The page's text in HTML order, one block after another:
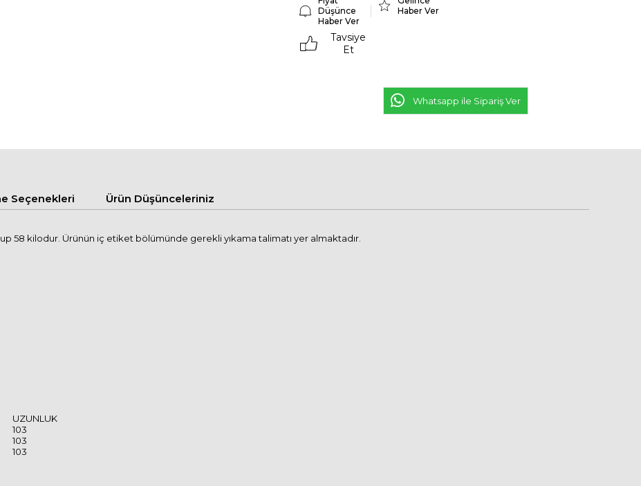
Düşünce
Haber Ver
Haber Ver
Tavsiye
Et
Whatsapp ile Sipariş Ver
Seçenekleri Ürün Düşünceleriniz
58 kilodur. Ürünün iç etiket bölümünde gerekli yıkama talimatı yer almaktadır.
UZUNLUK
103
103
103